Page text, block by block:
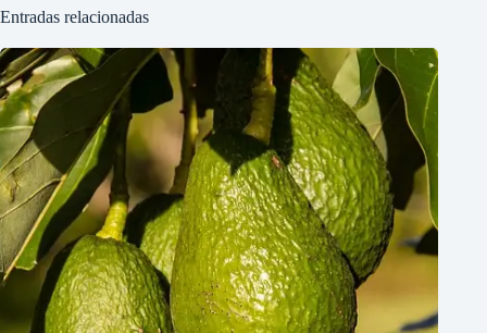
Entradas relacionadas